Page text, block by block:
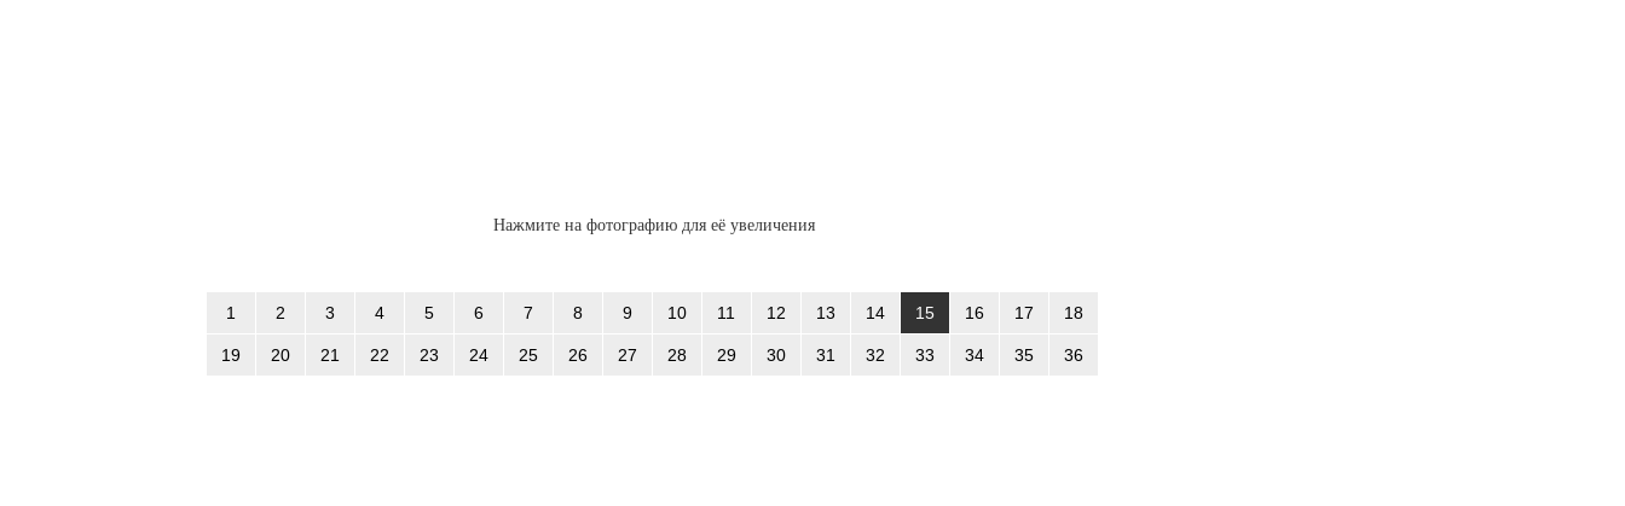
Нажмите на фотографию для её увеличения
1 2 3 4 5 6 7 8 9 10 11 12 13 14 15 16 17 18
19 20 21 22 23 24 25 26 27 28 29 30 31 32 33 34 35 36